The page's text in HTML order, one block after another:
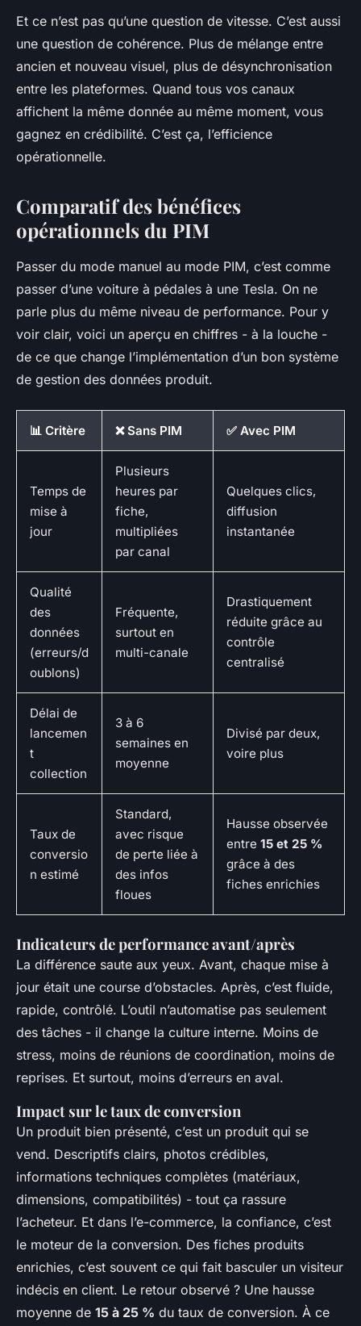
Et ce n’est pas qu’une question de vitesse. C’est aussi
une question de cohérence. Plus de mélange entre
ancien et nouveau visuel, plus de désynchronisation
entre les plateformes. Quand tous vos canaux
affichent la même donnée au même moment, vous
gagnez en crédibilité. C’est ça, l’efficience
opérationnelle.
Comparatif des bénéfices
opérationnels du PIM
Passer du mode manuel au mode PIM, c’est comme
passer d’une voiture à pédales à une Tesla. On ne
parle plus du même niveau de performance. Pour y
voir clair, voici un aperçu en chiffres - à la louche -
de ce que change l’implémentation d’un bon système
de gestion des données produit.
📊 Critère ❌ Sans PIM ✅ Avec PIM
Temps de
mise à
jour
Plusieurs
heures par
fiche,
multipliées
par canal
Quelques clics,
diffusion
instantanée
Qualité
des
données
(erreurs/d
oublons)
Fréquente,
surtout en
multi-canale
Drastiquement
réduite grâce au
contrôle
centralisé
Délai de
lancemen
t
collection
3 à 6
semaines en
moyenne
Divisé par deux,
voire plus
Taux de
conversio
n estimé
Standard,
avec risque
de perte liée à
des infos
floues
Hausse observée
entre 15 et 25 %
grâce à des
fiches enrichies
Indicateurs de performance avant/après
La différence saute aux yeux. Avant, chaque mise à
jour était une course d’obstacles. Après, c’est fluide,
rapide, contrôlé. L’outil n’automatise pas seulement
des tâches - il change la culture interne. Moins de
stress, moins de réunions de coordination, moins de
reprises. Et surtout, moins d’erreurs en aval.
Impact sur le taux de conversion
Un produit bien présenté, c’est un produit qui se
vend. Descriptifs clairs, photos crédibles,
informations techniques complètes (matériaux,
dimensions, compatibilités) - tout ça rassure
l’acheteur. Et dans l’e-commerce, la confiance, c’est
le moteur de la conversion. Des fiches produits
enrichies, c’est souvent ce qui fait basculer un visiteur
indécis en client. Le retour observé ? Une hausse
moyenne de 15 à 25 % du taux de conversion. À ce